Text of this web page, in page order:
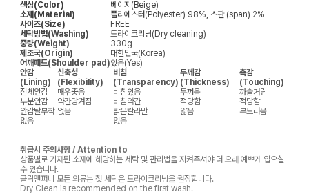
색상(Color)
베이지(Beige)
소재(Material)
폴리에스터(Polyester) 98%, 스판 (span) 2%
사이즈(Size)
FREE
세탁방법(Washing)
드라이크리닝(Dry cleaning)
중량(Weight)
330g
제조국(Origin)
대한민국(Korea)
어깨패드(Shoulder pad)있음(Yes)
안감
(Lining)
신축성
(Flexibility)
비침
(Transparency)
두께감
(Thickness)
촉감
(Touching)
전체안감
매우좋음 비침있음 두꺼움
까슬거림
부분안감
약간당겨짐 비침약간 적당함
적당함
안감탈부착 없음 밝은칼라만 얇음
부드러움
없음
없음
취급시 주의사항 / Attention to
상품별로 기재된 소재에 해당하는 세탁 및 관리법을 지켜주셔야 더 오래 예쁘게 입으실
수 있습니다.
클릭앤퍼니 모든 의류는 첫 세탁은 드라이크리닝을 권장합니다.
Dry Clean is recommended on the first wash.